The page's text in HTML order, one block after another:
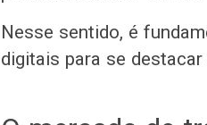
Nesse sentido, é
digitais para se